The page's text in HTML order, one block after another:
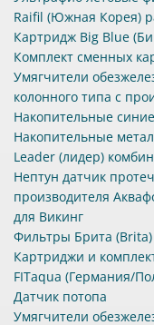
Raifil (Южная Корея)
Картридж Big Blue
Комплект сменных
Умягчители
колонного типа с
Накопительные
Накопительные
Leader (лидер)
Нептун датчик
производителя
для Викинг
Фильтры Брита (Brita)
Картриджи и
FITaqua (Германия/
Датчик потопа
Умягчители